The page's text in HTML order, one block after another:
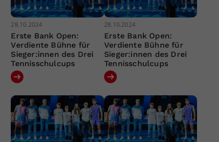
28.10.2024
Erste Bank Open:
Verdiente Bühne für
Sieger:innen des Drei
Tennisschulcups
28.10.2024
Erste Bank Open:
Verdiente Bühne für
Sieger:innen des Drei
Tennisschulcups